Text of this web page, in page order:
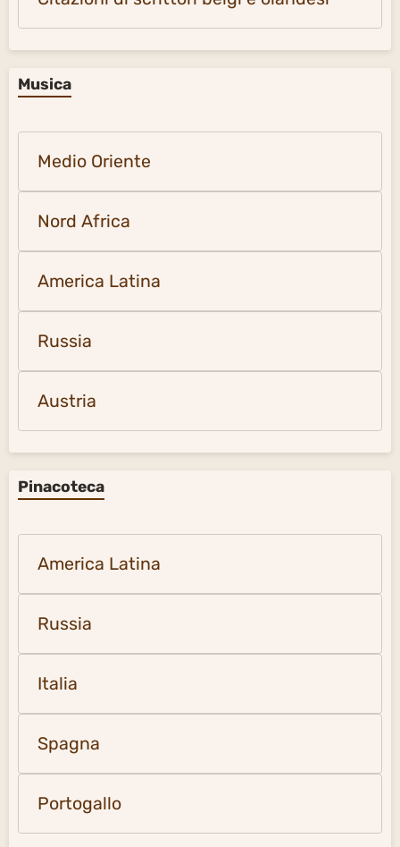
Musica
Medio Oriente
Nord Africa
America Latina
Russia
Austria
Pinacoteca
America Latina
Russia
Italia
Spagna
Portogallo